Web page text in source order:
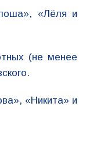
«Лёля и
(не менее
«Никита» и